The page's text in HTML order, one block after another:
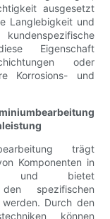
ausgesetzt
Langlebigkeit und
Eigenschaft
oder
Korrosions- und
trägt
Komponenten in
bei und bietet
spezifischen
Durch den
können